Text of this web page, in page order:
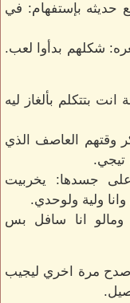
حديثه بإستفهام: في
شكلهم بدأوا لعب.
بتتكلم بألغاز ليه
وقتهم العاصف الذي
تيجي.
جسدها: يخربيت
ولية ولوحدي.
انا سافل بس
صدح مرة اخري ليجيب